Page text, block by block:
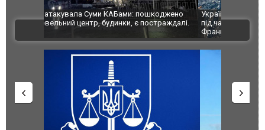
Українські надзвичайники врятували козуленя
під час ліквідації масштабної лісової пожежі у
Франції
СБУ за
Болгарії
ВІДЕО